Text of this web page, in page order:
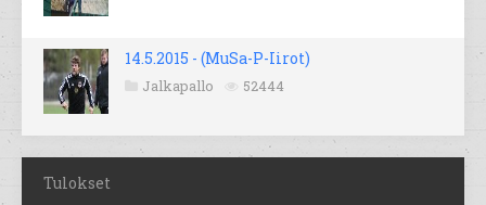
14.5.2015 - (MuSa-P-Iirot)
Jalkapallo 52444
Tulokset